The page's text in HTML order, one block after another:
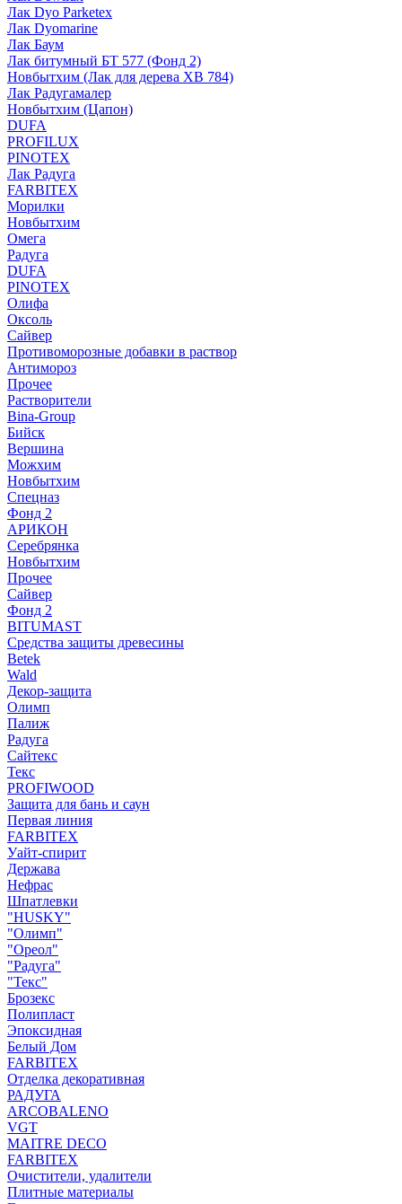
Лак Dyo Parketex
Лак Dyomarine
Лак Баум
Лак битумный БТ 577 (Фонд 2)
Новбытхим (Лак для дерева ХВ 784)
Лак Радугамалер
Новбытхим (Цапон)
DUFA
PROFILUX
PINOTEX
Лак Радуга
FARBITEX
Морилки
Новбытхим
Омега
Радуга
DUFA
PINOTEX
Олифа
Оксоль
Сайвер
Противоморозные добавки в раствор
Антимороз
Прочее
Растворители
Bina-Group
Бийск
Вершина
Можхим
Новбытхим
Спецназ
Фонд 2
АРИКОН
Серебрянка
Новбытхим
Прочее
Сайвер
Фонд 2
BITUMAST
Средства защиты древесины
Betek
Wald
Декор-защита
Олимп
Палиж
Радуга
Сайтекс
Текс
PROFIWOOD
Защита для бань и саун
Первая линия
FARBITEX
Уайт-спирит
Держава
Нефрас
Шпатлевки
"HUSKY"
"Олимп"
"Ореол"
"Радуга"
"Текс"
Брозекс
Полипласт
Эпоксидная
Белый Дом
FARBITEX
Отделка декоративная
РАДУГА
ARCOBALENO
VGT
MAITRE DECO
FARBITEX
Очистители, удалители
Плитные материалы